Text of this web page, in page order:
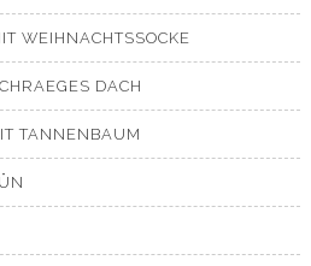
WEIHNACHTSSOCKE
DACH
TANNENBAUM